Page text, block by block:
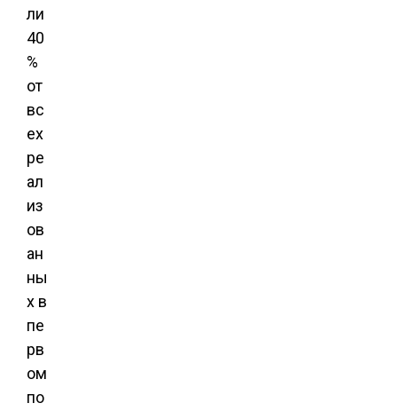
ли
40
%
от
вс
ех
ре
ал
из
ов
ан
ны
х в
пе
рв
ом
по